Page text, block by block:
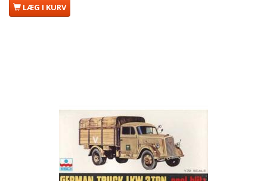
LÆG I KURV